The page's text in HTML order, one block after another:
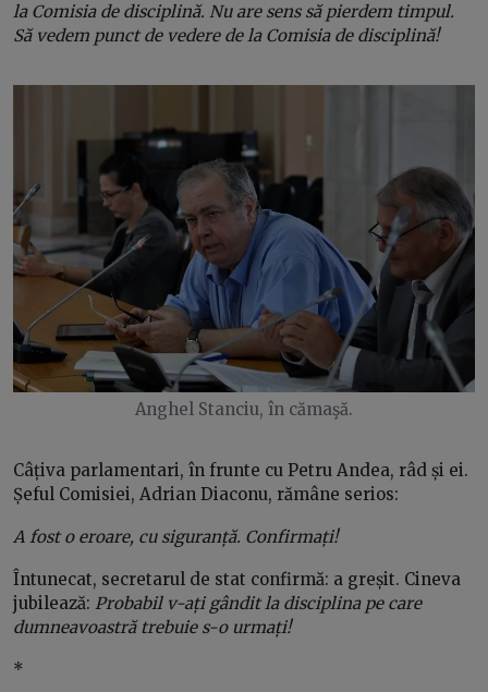
la Comisia de disciplină. Nu are sens să pierdem timpul.
Să vedem punct de vedere de la Comisia de disciplină!
Anghel Stanciu, în cămaşă.
Câțiva parlamentari, în frunte cu Petru Andea, râd și ei.
Șeful Comisiei, Adrian Diaconu, rămâne serios:
A fost o eroare, cu siguranță. Confirmați!
Întunecat, secretarul de stat confirmă: a greșit. Cineva
jubilează: Probabil v-ați gândit la disciplina pe care
dumneavoastră trebuie s-o urmați!
*